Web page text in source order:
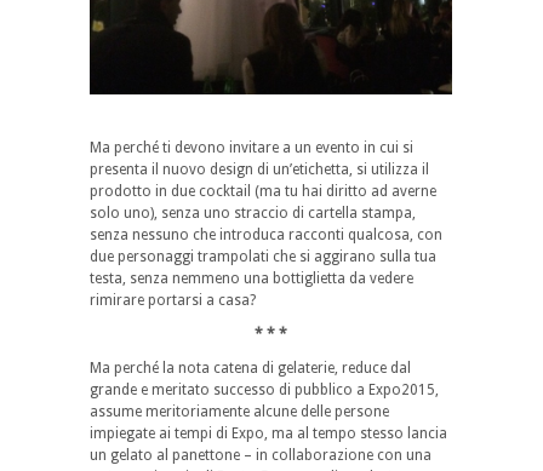
Ma perché ti devono invitare a un evento in cui si
presenta il nuovo design di un’etichetta, si utilizza il
prodotto in due cocktail (ma tu hai diritto ad averne
solo uno), senza uno straccio di cartella stampa,
senza nessuno che introduca racconti qualcosa, con
due personaggi trampolati che si aggirano sulla tua
testa, senza nemmeno una bottiglietta da vedere
rimirare portarsi a casa?
* * *
Ma perché la nota catena di gelaterie, reduce dal
grande e meritato successo di pubblico a Expo2015,
assume meritoriamente alcune delle persone
impiegate ai tempi di Expo, ma al tempo stesso lancia
un gelato al panettone – in collaborazione con una